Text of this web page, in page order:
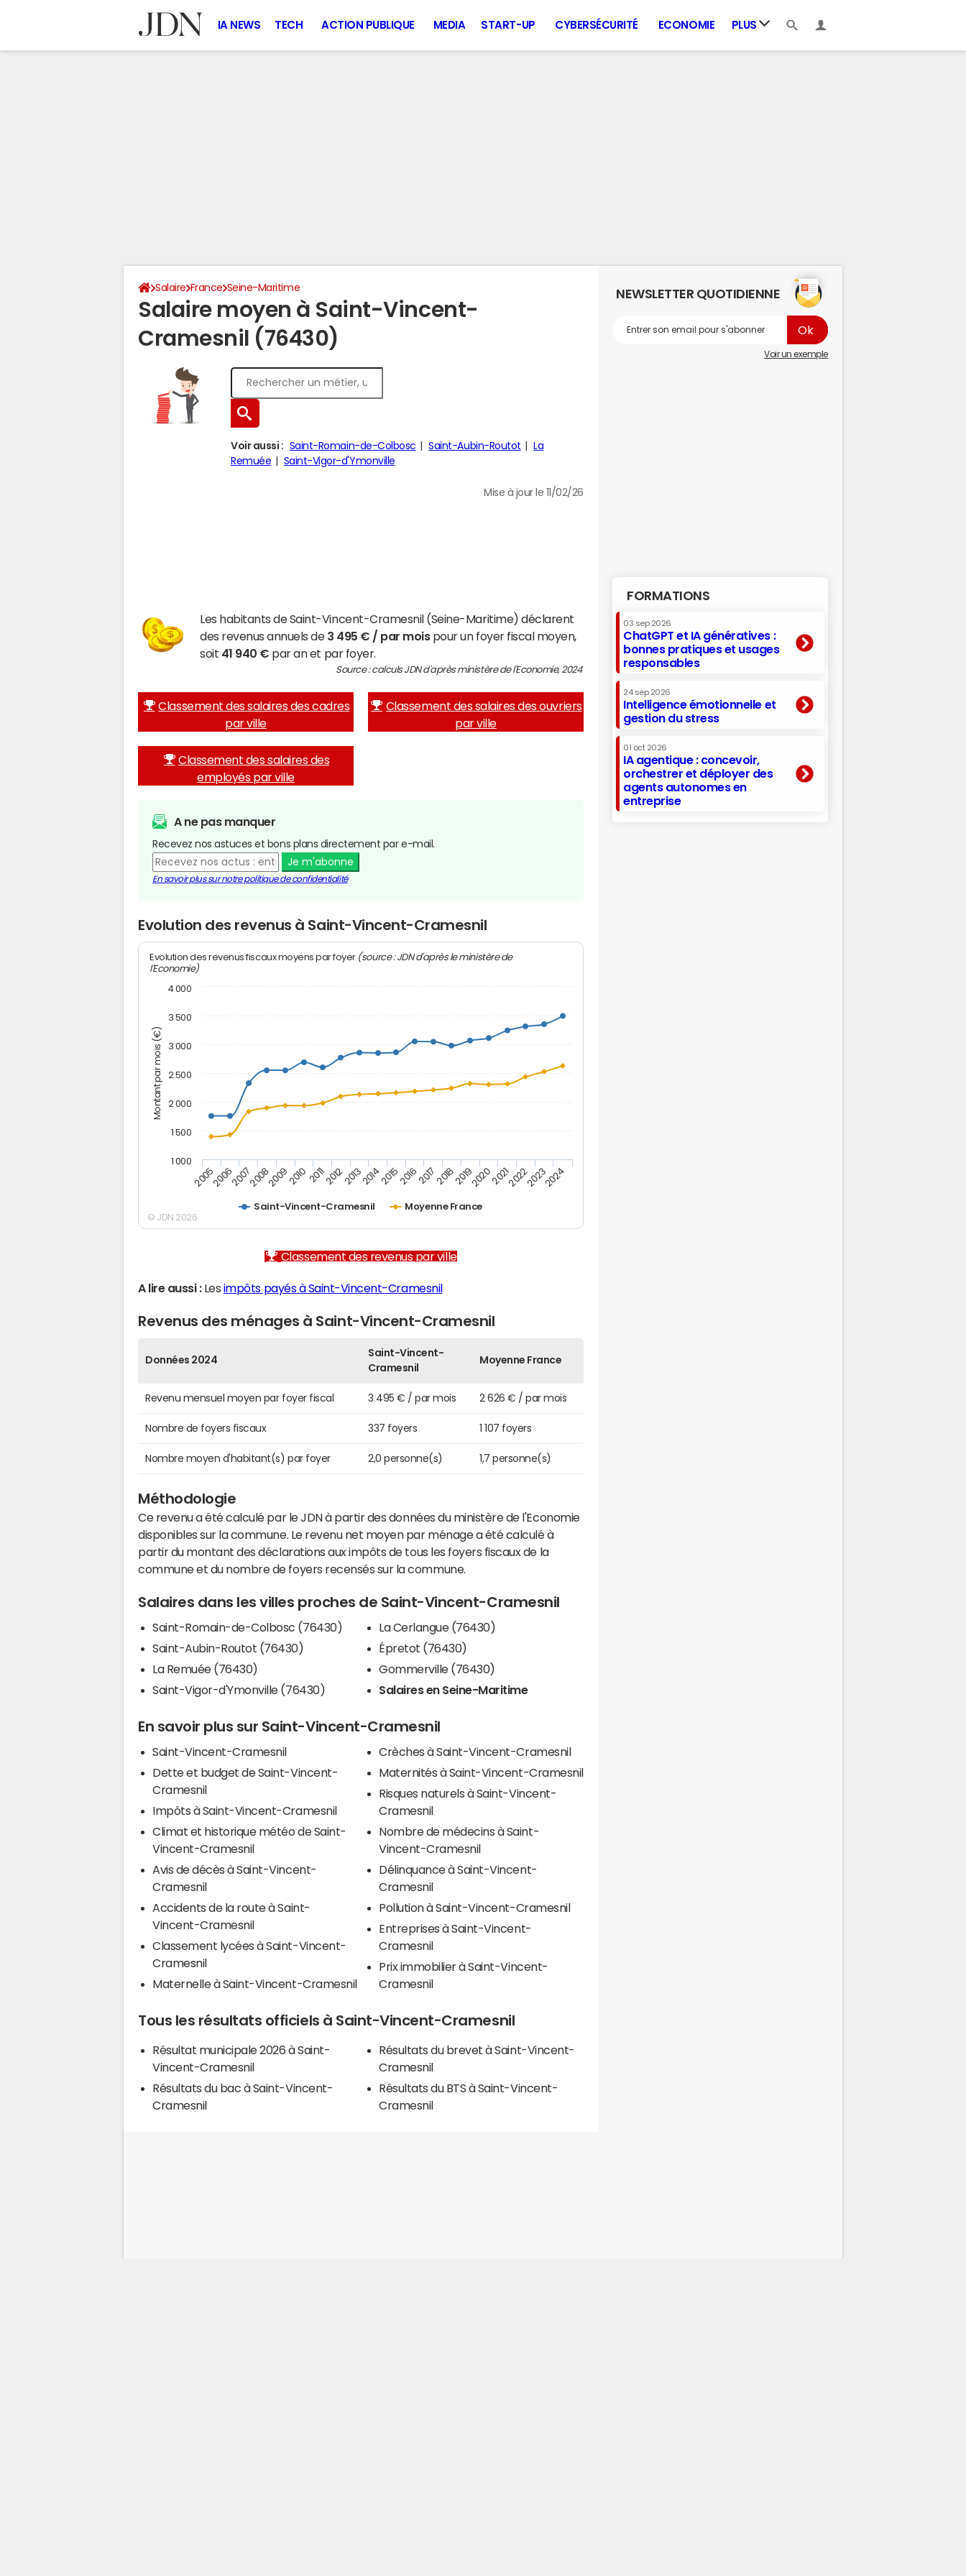
IA NEWS TECH ACTION PUBLIQUE MEDIA START-UP CYBERSÉCURITÉ ECONOMIE PLUS
Salaire France Seine-Maritime
Salaire moyen à Saint-Vincent-
Cramesnil (76430)
Voir aussi : Saint-Romain-de-Colbosc Saint-Aubin-Routot
La
Remuée
Saint-Vigor-d'Ymonville
Mise à jour le 11/02/26
Les habitants de Saint-Vincent-Cramesnil (Seine-Maritime) déclarent
des revenus annuels de 3 495 € / par moispour un foyer fiscal moyen,
soit 41 940 € par an et par foyer.
Source : calculs JDN d'après ministère de l'Economie, 2024
Classement des salaires des cadres
par ville
Classement des salaires des ouvriers
par ville
Classement des salaires des
employés par ville
A ne pas manquer
Recevez nos astuces et bons plans directement par e-mail.
Je m'abonne
En savoir plus sur notre politique de confidentialité
Evolution des revenus à Saint-Vincent-Cramesnil
Montant par mois (€)
Evolution des revenus fiscaux moyens par foyer (source : JDN d'après le ministère de
l'Economie)
Saint-Vincent-Cramesnil Moyenne France
200520062007200820092010 20112012201320142015201620172018201920202021202220232024
1 000
1 500
2 000
2 500
3 000
3 500
4 000
© JDN 2026
Classement des revenus par ville
A lire aussi :Les impôts payés à Saint-Vincent-Cramesnil
Revenus des ménages à Saint-Vincent-Cramesnil
Données 2024
Saint-Vincent-
Cramesnil
Moyenne France
Revenu mensuel moyen par foyer fiscal 3 495 € / par mois 2 626 € / par mois
Nombre de foyers fiscaux 337 foyers 1 107 foyers
Nombre moyen d'habitant(s) par foyer 2,0 personne(s) 1,7 personne(s)
Méthodologie
Ce revenu a été calculé par le JDN à partir des données du ministère de l'Economie
disponibles sur la commune. Le revenu net moyen par ménage a été calculé à
partir du montant des déclarations aux impôts de tous les foyers fiscaux de la
commune et du nombre de foyers recensés sur la commune.
Salaires dans les villes proches de Saint-Vincent-Cramesnil
Saint-Romain-de-Colbosc (76430)
Saint-Aubin-Routot (76430)
La Remuée (76430)
Saint-Vigor-d'Ymonville (76430)
La Cerlangue (76430)
Épretot (76430)
Gommerville (76430)
Salaires en Seine-Maritime
En savoir plus sur Saint-Vincent-Cramesnil
Saint-Vincent-Cramesnil
Dette et budget de Saint-Vincent-
Cramesnil
Impôts à Saint-Vincent-Cramesnil
Climat et historique météo de Saint-
Vincent-Cramesnil
Avis de décès à Saint-Vincent-
Cramesnil
Accidents de la route à Saint-
Vincent-Cramesnil
Classement lycées à Saint-Vincent-
Cramesnil
Maternelle à Saint-Vincent-Cramesnil
Crèches à Saint-Vincent-Cramesnil
Maternités à Saint-Vincent-Cramesnil
Risques naturels à Saint-Vincent-
Cramesnil
Nombre de médecins à Saint-
Vincent-Cramesnil
Délinquance à Saint-Vincent-
Cramesnil
Pollution à Saint-Vincent-Cramesnil
Entreprises à Saint-Vincent-
Cramesnil
Prix immobilier à Saint-Vincent-
Cramesnil
Tous les résultats officiels à Saint-Vincent-Cramesnil
Résultat municipale 2026 à Saint-
Vincent-Cramesnil
Résultats du bac à Saint-Vincent-
Cramesnil
Résultats du brevet à Saint-Vincent-
Cramesnil
Résultats du BTS à Saint-Vincent-
Cramesnil
NEWSLETTER QUOTIDIENNE
Voir un exemple
FORMATIONS
03 sep 2026
ChatGPT et IA génératives :
bonnes pratiques et usages
responsables
24 sep 2026
Intelligence émotionnelle et
gestion du stress
01 oct 2026
IA agentique : concevoir,
orchestrer et déployer des
agents autonomes en
entreprise